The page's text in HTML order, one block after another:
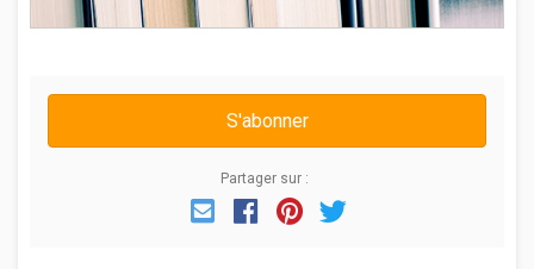
S'abonner
Partager sur :
EmailFacebook
Pinterest